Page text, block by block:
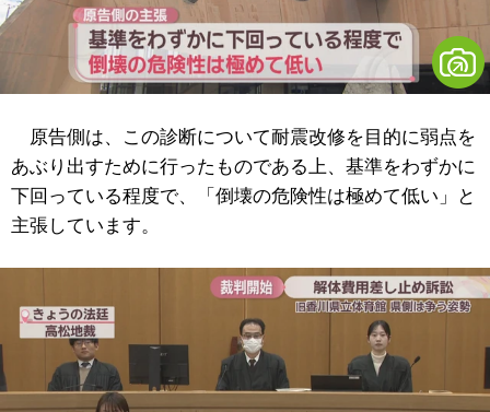
原告側は、この診断について耐震改修を目的に弱点を
あぶり出すために行ったものである上、基準をわずかに
下回っている程度で、「倒壊の危険性は極めて低い」と
主張しています。